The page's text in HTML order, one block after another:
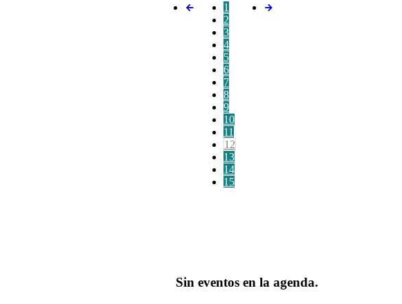
1
2
3
4
5
6
7
8
9
10
11
12
13
14
15
Sin eventos en la agenda.